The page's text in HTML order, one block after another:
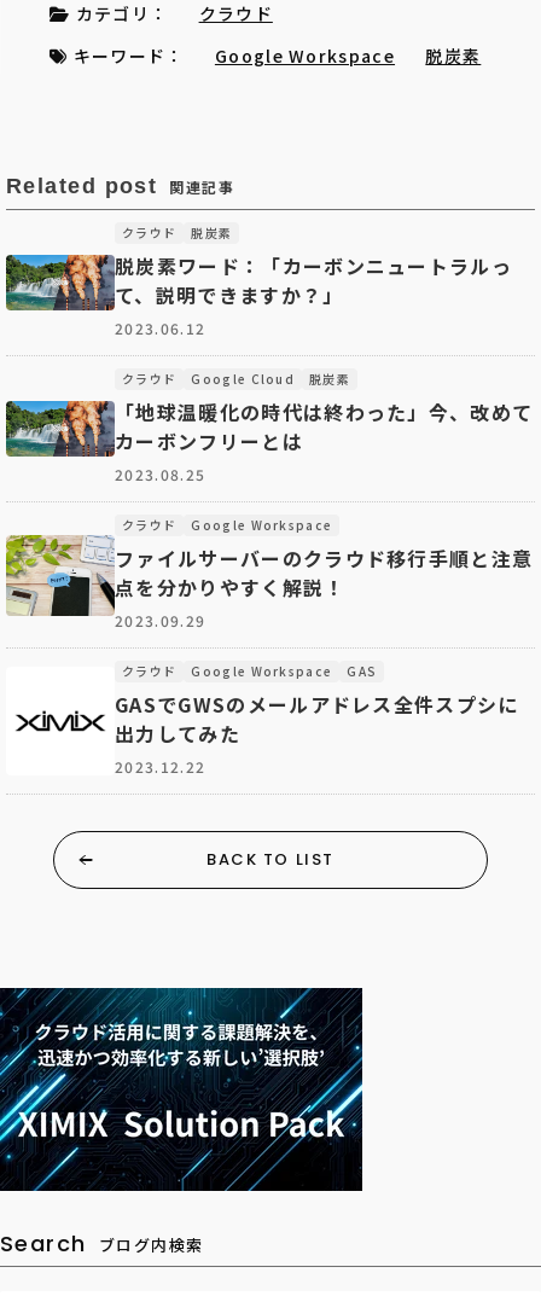
カテゴリ：
クラウド
キーワード：
Google Workspace 脱炭素
Related post 関連記事
クラウド 脱炭素
脱炭素ワード：「カーボンニュートラルっ
て、説明できますか？」
2023.06.12
クラウド Google Cloud 脱炭素
「地球温暖化の時代は終わった」今、改めて
カーボンフリーとは
2023.08.25
クラウド Google Workspace
ファイルサーバーのクラウド移行手順と注意
点を分かりやすく解説！
2023.09.29
クラウド Google Workspace GAS
GASでGWSのメールアドレス全件スプシに
出力してみた
2023.12.22
BACK TO LIST
Search ブログ内検索